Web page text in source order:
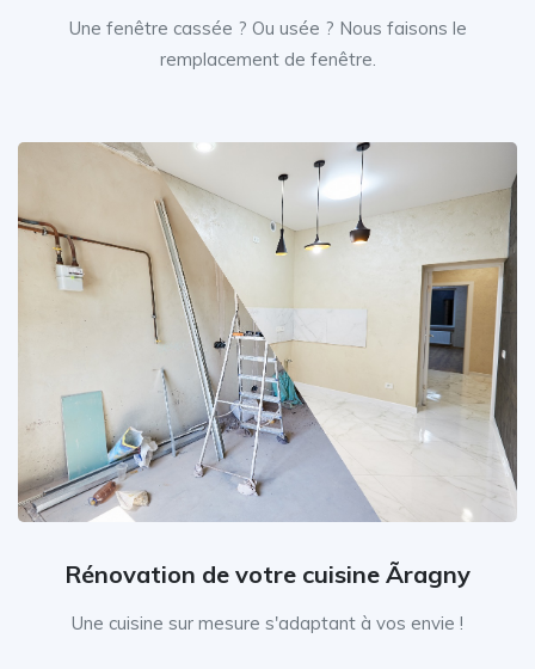
Une fenêtre cassée ? Ou usée ? Nous faisons le
remplacement de fenêtre.
Rénovation de votre cuisine Ãragny
Une cuisine sur mesure s'adaptant à vos envie !